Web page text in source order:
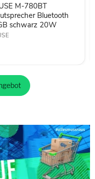
M-780BT
Bluetooth
schwarz 20W